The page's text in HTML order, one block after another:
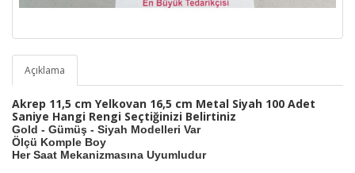
Açıklama
Akrep 11,5 cm Yelkovan 16,5 cm Metal Siyah 100 Adet
Saniye Hangi Rengi Seçtiğinizi Belirtiniz
Gold - Gümüş - Siyah Modelleri Var
Ölçü Komple Boy
Her Saat Mekanizmasına Uyumludur